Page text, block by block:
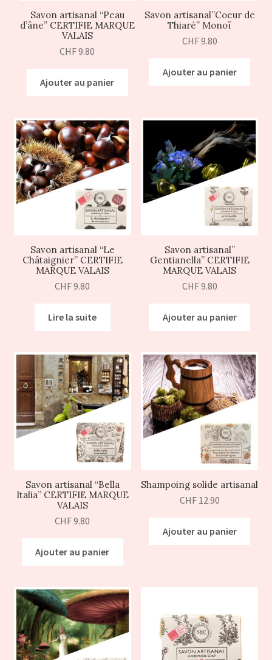
Savon artisanal “Peau
d’âne” CERTIFIE MARQUE
VALAIS
CHF9.80
Ajouter au panier
Savon artisanal”Coeur de
Thiaré” Monoï
CHF9.80
Ajouter au panier
Savon artisanal “Le
Châtaignier” CERTIFIE
MARQUE VALAIS
CHF9.80
Lire la suite
Savon artisanal”
Gentianella” CERTIFIE
MARQUE VALAIS
CHF9.80
Ajouter au panier
Savon artisanal “Bella
Italia” CERTIFIE MARQUE
VALAIS
CHF9.80
Ajouter au panier
Shampoing solide artisanal
CHF12.90
Ajouter au panier